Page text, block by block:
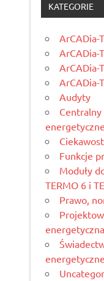
KATEGORIE
ArCADia-
ArCADia-
ArCADia-
ArCADia-
Audyty
Funkcje
Moduły
TERMO 6 i
Prawo,
energetyczna